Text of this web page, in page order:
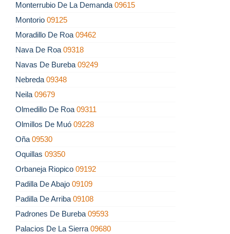
Monterrubio De La Demanda 09615
Montorio 09125
Moradillo De Roa 09462
Nava De Roa 09318
Navas De Bureba 09249
Nebreda 09348
Neila 09679
Olmedillo De Roa 09311
Olmillos De Muó 09228
Oña 09530
Oquillas 09350
Orbaneja Riopico 09192
Padilla De Abajo 09109
Padilla De Arriba 09108
Padrones De Bureba 09593
Palacios De La Sierra 09680